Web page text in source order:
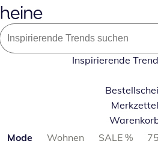
Inspirierende
Merkzettel
Produktkategorien überspringen
Mode Wohnen SALE %